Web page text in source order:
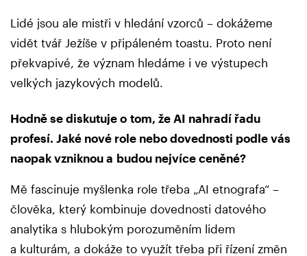
Lidé jsou ale mistři v hledání vzorců – dokážeme
vidět tvář Ježíše v připáleném toastu. Proto není
překvapivé, že význam hledáme i ve výstupech
velkých jazykových modelů.
Hodně se diskutuje o tom, že AI nahradí řadu
profesí. Jaké nové role nebo dovednosti podle vás
naopak vzniknou a budou nejvíce ceněné?
Mě fascinuje myšlenka role třeba „AI etnografa“ –
člověka, který kombinuje dovednosti datového
analytika s hlubokým porozuměním lidem
a kulturám, a dokáže to využít třeba při řízení změn